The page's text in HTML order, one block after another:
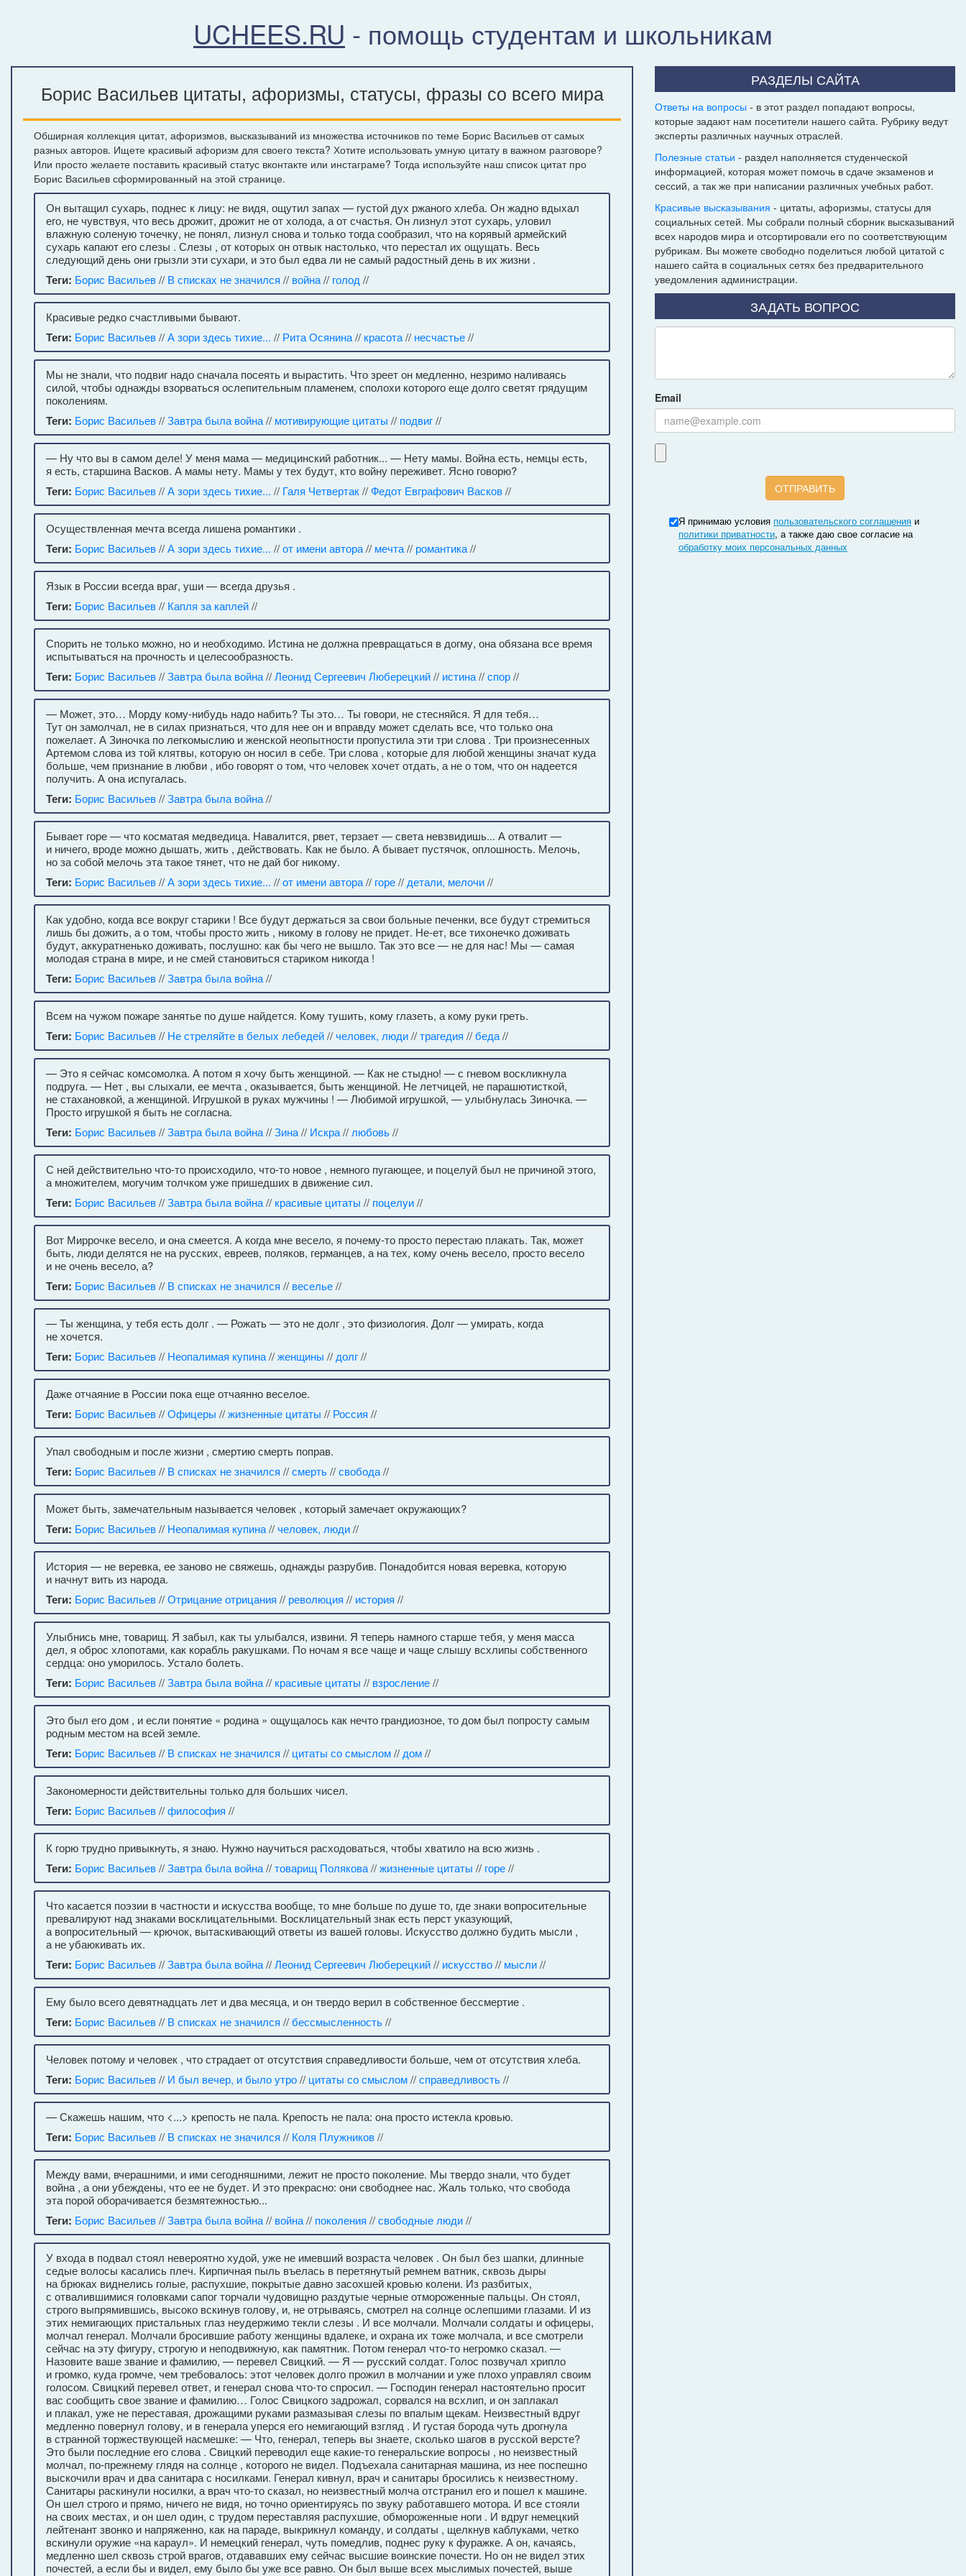
UCHEES.RU - помощь студентам и школьникам
Борис Васильев цитаты, афоризмы, статусы, фразы со всего мира
Обширная коллекция цитат, афоризмов, высказываний из множества источников по теме Борис Васильев от самых
разных авторов. Ищете красивый афоризм для своего текста? Хотите использовать умную цитату в важном разговоре?
Или просто желаете поставить красивый статус вконтакте или инстаграме? Тогда используйте наш список цитат про
Борис Васильев сформированный на этой странице.
Он вытащил сухарь, поднес к лицу: не видя, ощутил запах — густой дух ржаного хлеба. Он жадно вдыхал
его, не чувствуя, что весь дрожит, дрожит не от холода, а от счастья. Он лизнул этот сухарь, уловил
влажную соленую точечку, не понял, лизнул снова и только тогда сообразил, что на корявый армейский
сухарь капают его слезы . Слезы , от которых он отвык настолько, что перестал их ощущать. Весь
следующий день они грызли эти сухари, и это был едва ли не самый радостный день в их жизни .
Теги: Борис Васильев// В списках не значился // война// голод //
Красивые редко счастливыми бывают.
Теги: Борис Васильев//А зори здесь тихие... // Рита Осянина// красота// несчастье//
Мы не знали, что подвиг надо сначала посеять и вырастить. Что зреет он медленно, незримо наливаясь
силой, чтобы однажды взорваться ослепительным пламенем, сполохи которого еще долго светят грядущим
поколениям.
Теги: Борис Васильев//Завтра была война// мотивирующие цитаты // подвиг//
— Ну что вы в самом деле! У меня мама — медицинский работник... — Нету мамы. Война есть, немцы есть,
я есть, старшина Васков. А мамы нету. Мамы у тех будут, кто войну переживет. Ясно говорю?
Теги: Борис Васильев//А зори здесь тихие... // Галя Четвертак//Федот Евграфович Васков//
Осуществленная мечта всегда лишена романтики .
Теги: Борис Васильев//А зори здесь тихие... //от имени автора// мечта// романтика//
Язык в России всегда враг, уши — всегда друзья .
Теги: Борис Васильев// Капля за каплей//
Спорить не только можно, но и необходимо. Истина не должна превращаться в догму, она обязана все время
испытываться на прочность и целесообразность.
Теги: Борис Васильев//Завтра была война//Леонид Сергеевич Люберецкий// истина//спор//
— Может, это… Морду кому-нибудь надо набить? Ты это… Ты говори, не стесняйся. Я для тебя…
Тут он замолчал, не в силах признаться, что для нее он и вправду может сделать все, что только она
пожелает. А Зиночка по легкомыслию и женской неопытности пропустила эти три слова . Три произнесенных
Артемом слова из той клятвы, которую он носил в себе. Три слова , которые для любой женщины значат куда
больше, чем признание в любви , ибо говорят о том, что человек хочет отдать, а не о том, что он надеется
получить. А она испугалась.
Теги: Борис Васильев//Завтра была война//
Бывает горе — что косматая медведица. Навалится, рвет, терзает — света невзвидишь... А отвалит —
и ничего, вроде можно дышать, жить , действовать. Как не было. А бывает пустячок, оплошность. Мелочь,
но за собой мелочь эта такое тянет, что не дай бог никому.
Теги: Борис Васильев//А зори здесь тихие... //от имени автора// горе// детали, мелочи//
Как удобно, когда все вокруг старики ! Все будут держаться за свои больные печенки, все будут стремиться
лишь бы дожить, а о том, чтобы просто жить , никому в голову не придет. Не-ет, все тихонечко доживать
будут, аккуратненько доживать, послушно: как бы чего не вышло. Так это все — не для нас! Мы — самая
молодая страна в мире, и не смей становиться стариком никогда !
Теги: Борис Васильев//Завтра была война//
Всем на чужом пожаре занятье по душе найдется. Кому тушить, кому глазеть, а кому руки греть.
Теги: Борис Васильев// Не стреляйте в белых лебедей//человек, люди//трагедия //беда//
— Это я сейчас комсомолка. А потом я хочу быть женщиной. — Как не стыдно! — с гневом воскликнула
подруга. — Нет , вы слыхали, ее мечта , оказывается, быть женщиной. Не летчицей, не парашютисткой,
не стахановкой, а женщиной. Игрушкой в руках мужчины ! — Любимой игрушкой, — улыбнулась Зиночка. —
Просто игрушкой я быть не согласна.
Теги: Борис Васильев//Завтра была война//Зина// Искра// любовь//
С ней действительно что-то происходило, что-то новое , немного пугающее, и поцелуй был не причиной этого,
а множителем, могучим толчком уже пришедших в движение сил.
Теги: Борис Васильев//Завтра была война// красивые цитаты // поцелуи//
Вот Миррочке весело, и она смеется. А когда мне весело, я почему-то просто перестаю плакать. Так, может
быть, люди делятся не на русских, евреев, поляков, германцев, а на тех, кому очень весело, просто весело
и не очень весело, а?
Теги: Борис Васильев// В списках не значился // веселье//
— Ты женщина, у тебя есть долг . — Рожать — это не долг , это физиология. Долг — умирать, когда
не хочется.
Теги: Борис Васильев// Неопалимая купина//женщины // долг//
Даже отчаяние в России пока еще отчаянно веселое.
Теги: Борис Васильев//Офицеры //жизненные цитаты // Россия //
Упал свободным и после жизни , смертию смерть поправ.
Теги: Борис Васильев// В списках не значился //смерть//свобода//
Может быть, замечательным называется человек , который замечает окружающих?
Теги: Борис Васильев// Неопалимая купина//человек, люди//
История — не веревка, ее заново не свяжешь, однажды разрубив. Понадобится новая веревка, которую
и начнут вить из народа.
Теги: Борис Васильев//Отрицание отрицания // революция // история //
Улыбнись мне, товарищ. Я забыл, как ты улыбался, извини. Я теперь намного старше тебя, у меня масса
дел, я оброс хлопотами, как корабль ракушками. По ночам я все чаще и чаще слышу всхлипы собственного
сердца: оно уморилось. Устало болеть.
Теги: Борис Васильев//Завтра была война// красивые цитаты // взросление//
Это был его дом , и если понятие « родина » ощущалось как нечто грандиозное, то дом был попросту самым
родным местом на всей земле.
Теги: Борис Васильев// В списках не значился // цитаты со смыслом// дом//
Закономерности действительны только для больших чисел.
Теги: Борис Васильев//философия //
К горю трудно привыкнуть, я знаю. Нужно научиться расходоваться, чтобы хватило на всю жизнь .
Теги: Борис Васильев//Завтра была война//товарищ Полякова//жизненные цитаты // горе//
Что касается поэзии в частности и искусства вообще, то мне больше по душе то, где знаки вопросительные
превалируют над знаками восклицательными. Восклицательный знак есть перст указующий,
а вопросительный — крючок, вытаскивающий ответы из вашей головы. Искусство должно будить мысли ,
а не убаюкивать их.
Теги: Борис Васильев//Завтра была война//Леонид Сергеевич Люберецкий// искусство// мысли//
Ему было всего девятнадцать лет и два месяца, и он твердо верил в собственное бессмертие .
Теги: Борис Васильев// В списках не значился //бессмысленность//
Человек потому и человек , что страдает от отсутствия справедливости больше, чем от отсутствия хлеба.
Теги: Борис Васильев// И был вечер, и было утро// цитаты со смыслом//справедливость//
— Скажешь нашим, что <...> крепость не пала. Крепость не пала: она просто истекла кровью.
Теги: Борис Васильев// В списках не значился // Коля Плужников//
Между вами, вчерашними, и ими сегодняшними, лежит не просто поколение. Мы твердо знали, что будет
война , а они убеждены, что ее не будет. И это прекрасно: они свободнее нас. Жаль только, что свобода
эта порой оборачивается безмятежностью...
Теги: Борис Васильев//Завтра была война// война// поколения //свободные люди//
У входа в подвал стоял невероятно худой, уже не имевший возраста человек . Он был без шапки, длинные
седые волосы касались плеч. Кирпичная пыль въелась в перетянутый ремнем ватник, сквозь дыры
на брюках виднелись голые, распухшие, покрытые давно засохшей кровью колени. Из разбитых,
с отвалившимися головками сапог торчали чудовищно раздутые черные отмороженные пальцы. Он стоял,
строго выпрямившись, высоко вскинув голову, и, не отрываясь, смотрел на солнце ослепшими глазами. И из
этих немигающих пристальных глаз неудержимо текли слезы . И все молчали. Молчали солдаты и офицеры,
молчал генерал. Молчали бросившие работу женщины вдалеке, и охрана их тоже молчала, и все смотрели
сейчас на эту фигуру, строгую и неподвижную, как памятник. Потом генерал что-то негромко сказал. —
Назовите ваше звание и фамилию, — перевел Свицкий. — Я — русский солдат. Голос позвучал хрипло
и громко, куда громче, чем требовалось: этот человек долго прожил в молчании и уже плохо управлял своим
голосом. Свицкий перевел ответ, и генерал снова что-то спросил. — Господин генерал настоятельно просит
вас сообщить свое звание и фамилию… Голос Свицкого задрожал, сорвался на всхлип, и он заплакал
и плакал, уже не переставая, дрожащими руками размазывая слезы по впалым щекам. Неизвестный вдруг
медленно повернул голову, и в генерала уперся его немигающий взгляд . И густая борода чуть дрогнула
в странной торжествующей насмешке: — Что, генерал, теперь вы знаете, сколько шагов в русской версте?
Это были последние его слова . Свицкий переводил еще какие-то генеральские вопросы , но неизвестный
молчал, по-прежнему глядя на солнце , которого не видел. Подъехала санитарная машина, из нее поспешно
выскочили врач и два санитара с носилками. Генерал кивнул, врач и санитары бросились к неизвестному.
Санитары раскинули носилки, а врач что-то сказал, но неизвестный молча отстранил его и пошел к машине.
Он шел строго и прямо, ничего не видя, но точно ориентируясь по звуку работавшего мотора. И все стояли
на своих местах, и он шел один, с трудом переставляя распухшие, обмороженные ноги . И вдруг немецкий
лейтенант звонко и напряженно, как на параде, выкрикнул команду, и солдаты , щелкнув каблуками, четко
вскинули оружие «на караул». И немецкий генерал, чуть помедлив, поднес руку к фуражке. А он, качаясь,
медленно шел сквозь строй врагов, отдававших ему сейчас высшие воинские почести. Но он не видел этих
почестей, а если бы и видел, ему было бы уже все равно. Он был выше всех мыслимых почестей, выше
РАЗДЕЛЫ САЙТА
Ответы на вопросы - в этот раздел попадают вопросы,
которые задают нам посетители нашего сайта. Рубрику ведут
эксперты различных научных отраслей.
Полезные статьи - раздел наполняется студенческой
информацией, которая может помочь в сдаче экзаменов и
сессий, а так же при написании различных учебных работ.
Красивые высказывания - цитаты, афоризмы, статусы для
социальных сетей. Мы собрали полный сборник высказываний
всех народов мира и отсортировали его по соответствующим
рубрикам. Вы можете свободно поделиться любой цитатой с
нашего сайта в социальных сетях без предварительного
уведомления администрации.
ЗАДАТЬ ВОПРОС
Email
Я принимаю условия пользовательского соглашения и
политики приватности, а также даю свое согласие на
обработку моих персональных данных